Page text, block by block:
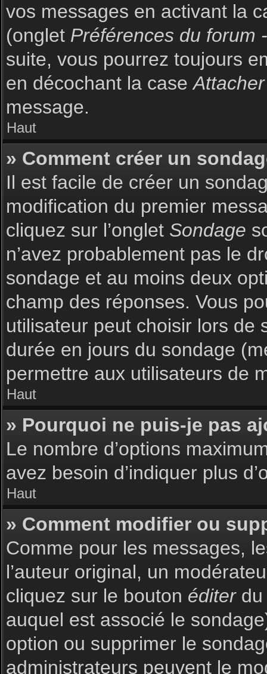
vos messages en activant la
(onglet Préférences du forum
suite, vous pourrez toujours
en décochant la case
message.
Haut
» Comment créer un
Il est facile de créer un
modification du premier
cliquez sur l’onglet Sondage
n’avez probablement pas le
sondage et au moins deux
champ des réponses. Vous
utilisateur peut choisir lors de
durée en jours du sondage
permettre aux utilisateurs de
Haut
» Pourquoi ne puis-je pas
Le nombre d’options
avez besoin d’indiquer plus
Haut
» Comment modifier ou
Comme pour les messages,
l’auteur original, un
cliquez sur le bouton éditerdu
auquel est associé le
option ou supprimer le
administrateurs peuvent le